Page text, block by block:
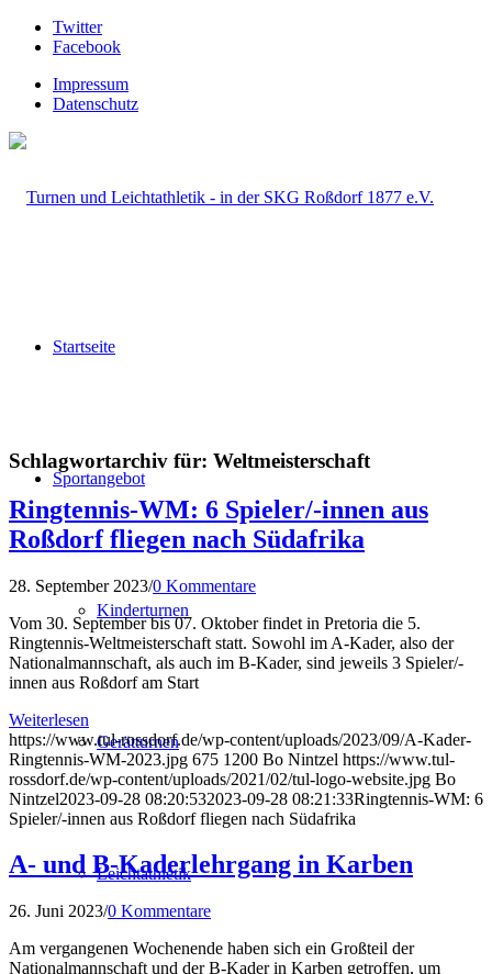
Twitter
Facebook
Impressum
Datenschutz
Startseite
Sportangebot
Kinderturnen
Gerätturnen
Leichtathletik
Schlagwortarchiv für: Weltmeisterschaft
Ringtennis-WM: 6 Spieler/-innen aus
Roßdorf fliegen nach Südafrika
28. September 2023/0 Kommentare
Vom 30. September bis 07. Oktober findet in Pretoria die 5.
Ringtennis-Weltmeisterschaft statt. Sowohl im A-Kader, also der
Nationalmannschaft, als auch im B-Kader, sind jeweils 3 Spieler/-
innen aus Roßdorf am Start
Weiterlesen
https://www.tul-rossdorf.de/wp-content/uploads/2023/09/A-Kader-
Ringtennis-WM-2023.jpg 675 1200 Bo Nintzel https://www.tul-
rossdorf.de/wp-content/uploads/2021/02/tul-logo-website.jpg Bo
Nintzel2023-09-28 08:20:532023-09-28 08:21:33Ringtennis-WM: 6
Spieler/-innen aus Roßdorf fliegen nach Südafrika
A- und B-Kaderlehrgang in Karben
26. Juni 2023/0 Kommentare
Am vergangenen Wochenende haben sich ein Großteil der
Nationalmannschaft und der B-Kader in Karben getroffen, um